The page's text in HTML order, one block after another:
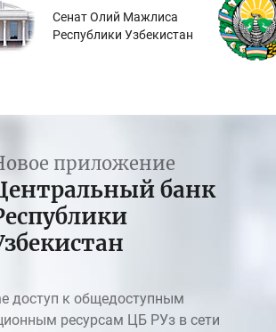
Сенат Олий Мажлиса
Республики Узбекистан
приложение
банк
доступ к общедоступным
ресурсам ЦБ РУз в сети